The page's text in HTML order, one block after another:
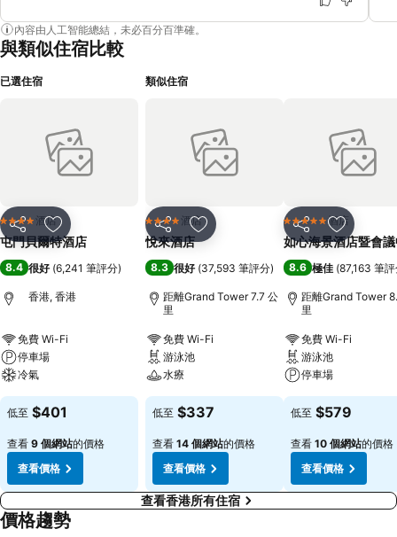
內容由人工智能總結，未必百分百準確。
與類似住宿比較
已選住宿
分享 放到收藏夾
4 星級 酒店
屯門貝爾特酒店
8.4 很好 (6,241 筆評分)
香港, 香港
免費 Wi-Fi
停車場
冷氣
低至 $401
查看 9 個網站的價格
查看價格
類似住宿
分享 放到收藏夾
4 星級 酒店
悅來酒店
8.3 很好 (37,593 筆評分)
距離Grand Tower 7.7 公
里
免費 Wi-Fi
游泳池
水療
低至 $337
查看 14 個網站的價格
查看價格
分享 放到收藏
5 星級 酒店
如心海景酒店暨會
8.6 極佳 (87,163 筆
距離Grand Tower
里
免費 Wi-Fi
游泳池
停車場
低至 $579
查看 10 個網站的價格
查看價格
查看香港所有住宿
價格趨勢